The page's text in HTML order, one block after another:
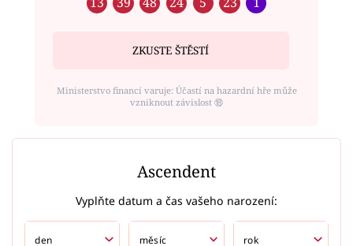
ZKUSTE ŠTĚSTÍ
Ministerstvo financí varuje: Účastí na hazardní hře může
vzniknout závislost ⑱
Ascendent
Vyplňte datum a čas vašeho narození: